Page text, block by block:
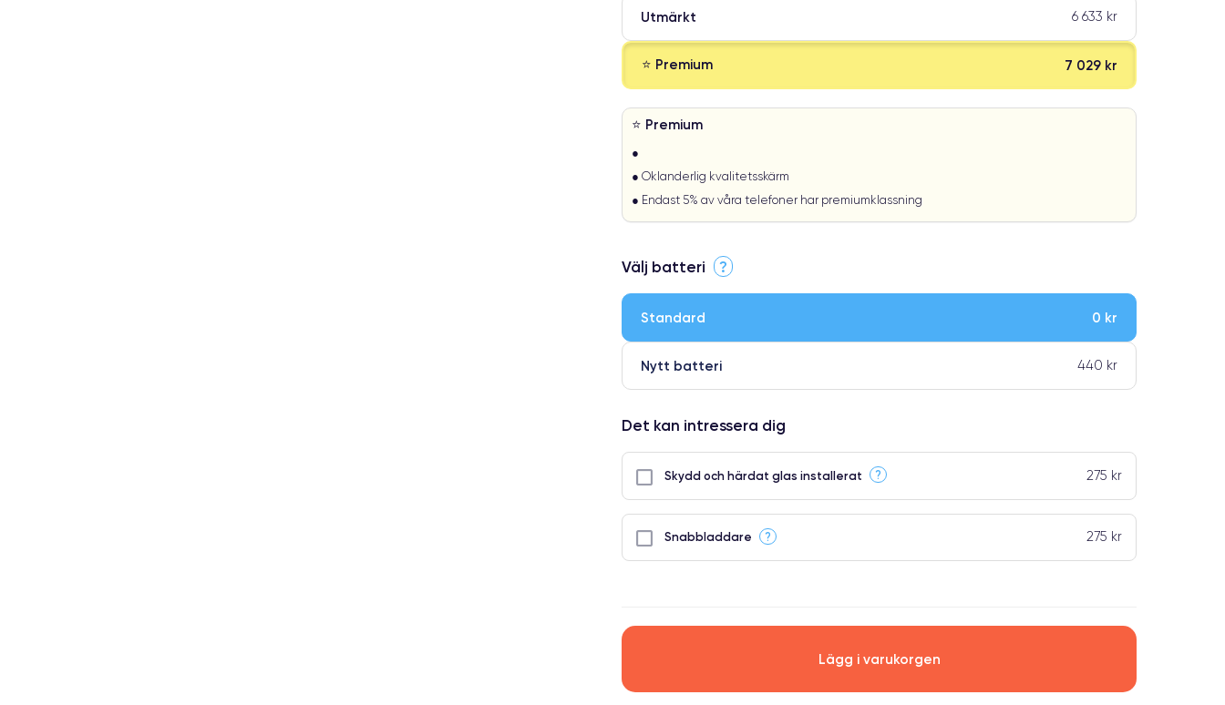
Utmärkt 6 633 kr
⭐ Premium 7 029 kr
⭐ Premium
●
● Oklanderlig kvalitetsskärm
● Endast 5% av våra telefoner har premiumklassning
Välj batteri ?
Standard 0 kr
Nytt batteri 440 kr
Det kan intressera dig
Skydd och härdat glas installerat ? 275 kr
Snabbladdare ? 275 kr
Lägg i varukorgen